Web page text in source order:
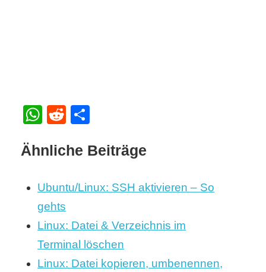
WhatsApp
RedditTeilen
Ähnliche Beiträge
Ubuntu/Linux: SSH aktivieren – So
gehts
Linux: Datei & Verzeichnis im
Terminal löschen
Linux: Datei kopieren, umbenennen,